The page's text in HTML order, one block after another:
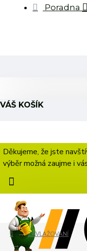
Poradna
VÁŠ KOŠÍK
Děkujeme, že jste
výběr možná zaujme i
ZAVLAŽOVÁNÍ